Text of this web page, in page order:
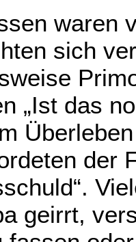
waren
sich
„Ist das
der
geirrt,